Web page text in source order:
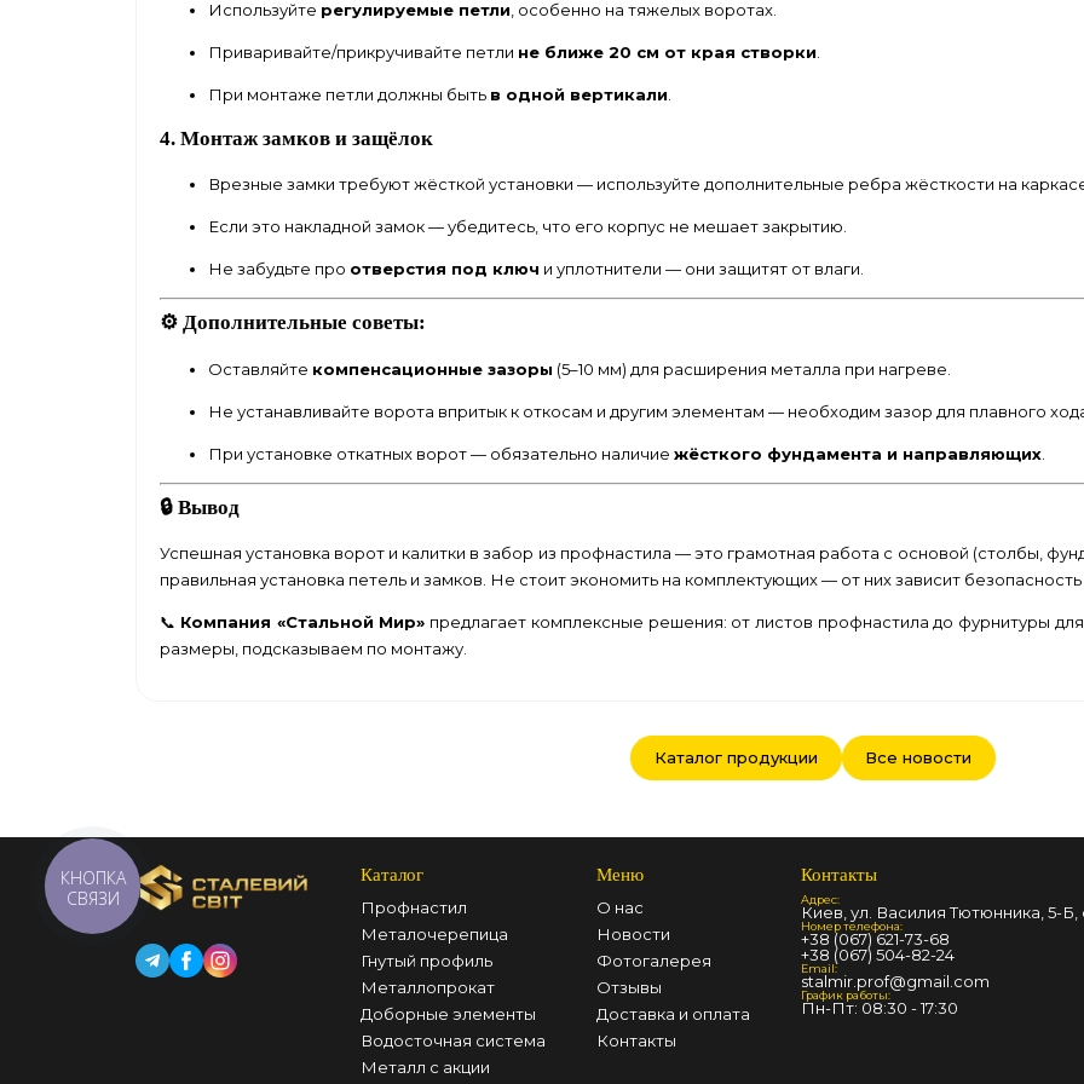
Используйте регулируемые петли , особенно на тяжелых воротах.
Приваривайте/прикручивайте петли не ближе 20 см от края створки
При монтаже петли должны быть в одной вертикали
4. Монтаж замков и защёлок
Врезные замки требуют жёсткой установки — используйте дополнительные ребра жёсткости на
Если это накладной замок — убедитесь, что его корпус не мешает закрытию.
Не забудьте про отверстия под ключ и уплотнители — они защитят от влаги.
⚙️ Дополнительные советы:
Оставляйте компенсационные зазоры (5–10 мм) для расширения металла при нагреве.
Не устанавливайте ворота впритык к откосам и другим элементам — необходим зазор для плавного
При установке откатных ворот — обязательно наличие жёсткого фундамента и направляющих.
🔒 Вывод
Успешная установка ворот и калитки в забор из профнастила — это грамотная работа с основой (столбы,
правильная установка петель и замков. Не стоит экономить на комплектующих — от них зависит
📞 Компания «Стальной Мир» предлагает комплексные решения: от листов профнастила до фурнитуры
размеры, подсказываем по монтажу.
Каталог продукции Все новости
Каталог
Профнастил
Металочерепица
Гнутый профиль
Металлопрокат
Доборные элементы
Водосточная система
Металл с акции
Меню
О нас
Новости
Фотогалерея
Отзывы
Доставка и оплата
Контакты
Контакты
Адрес:
Киев, ул. Василия Тютюнника, 5-Б,
Номер телефона:
+38 (067) 621-73-68
+38 (067) 504-82-24
Email:
stalmir.prof@gmail.com
График работы:
Пн-Пт: 08:30 - 17:30
КНОПКА
СВЯЗИ